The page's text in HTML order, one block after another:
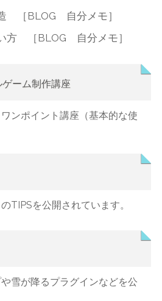
［BLOG 自分メモ］
方 ［BLOG 自分メモ］
ーム制作講座
ンポイント講座（基本的な使
TIPSを公開されています。
雪が降るプラグインなどを公